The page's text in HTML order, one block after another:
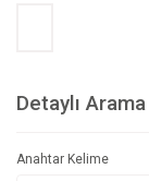
Detaylı Arama
Anahtar Kelime